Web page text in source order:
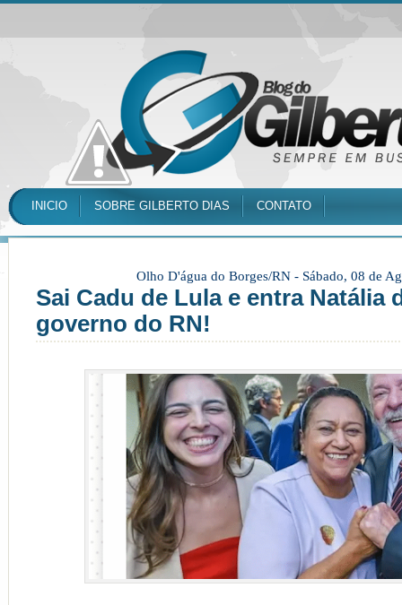
INICIO SOBRE GILBERTO DIAS CONTATO
Olho D'água do Borges/RN - Sábado, 08 de
Sai Cadu de Lula e entra Natália
governo do RN!